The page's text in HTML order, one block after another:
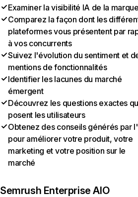
Examiner la visibilité IA de la
Comparez la façon dont les
plateformes vous présentent par
à vos concurrents
Suivez l'évolution du sentiment et
mentions de fonctionnalités
Identifier les lacunes du marché
émergent
Découvrez les questions exactes
posent les utilisateurs
Obtenez des conseils générés par
pour améliorer votre produit, votre
marketing et votre position sur le
marché
Semrush Enterprise AIO